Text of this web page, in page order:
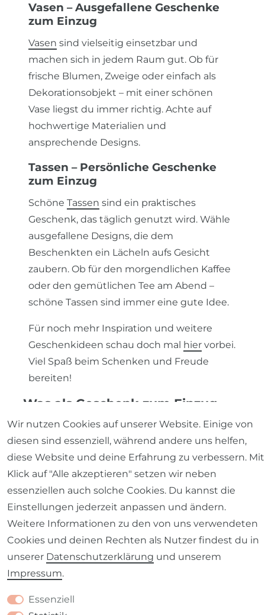
Vasen – Ausgefallene Geschenke
zum Einzug
Vasen sind vielseitig einsetzbar und
machen sich in jedem Raum gut. Ob für
frische Blumen, Zweige oder einfach als
Dekorationsobjekt – mit einer schönen
Vase liegst du immer richtig. Achte auf
hochwertige Materialien und
ansprechende Designs.
Tassen – Persönliche Geschenke
zum Einzug
Schöne Tassen sind ein praktisches
Geschenk, das täglich genutzt wird. Wähle
ausgefallene Designs, die dem
Beschenkten ein Lächeln aufs Gesicht
zaubern. Ob für den morgendlichen Kaffee
oder den gemütlichen Tee am Abend –
schöne Tassen sind immer eine gute Idee.
Für noch mehr Inspiration und weitere
Geschenkideen schau doch mal hier vorbei.
Viel Spaß beim Schenken und Freude
bereiten!
Was als Geschenk zum Einzug
mitbringen? – Ideen und
Inspirationen
Du bist zu einem Einzug eingeladen und
suchst nach dem perfekten Geschenk? In
unserer Shopkategorie "Geschenke zum
Einzug" findest du eine breite Auswahl an
originellen, ausgefallenen, aber auch
nützlichen Produkten, die jedem neuen
Zuhause das gewisse Etwas verleihen. Hier
sind einige Geschenkideen, die dir bei der
Wir nutzen Cookies auf unserer Website. Einige von
diesen sind essenziell, während andere uns helfen,
diese Website und deine Erfahrung zu verbessern. Mit
Klick auf "Alle akzeptieren" setzen wir neben
essenziellen auch solche Cookies. Du kannst die
Einstellungen jederzeit anpassen und ändern.
Weitere Informationen zu den von uns verwendeten
Cookies und deinen Rechten als Nutzer findest du in
unserer Daten­schutz­erklärung und unserem
Impressum.
Essenziell